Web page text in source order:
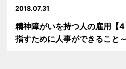
2018.07.31
精神障がいを持つ人の雇用【
指すために人事ができること～